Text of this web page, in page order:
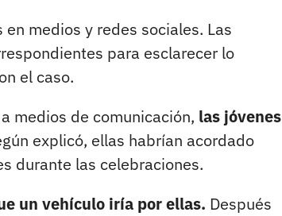
medios y redes sociales. Las
para esclarecer lo
el caso.
medios de comunicación, las jóvenes
explicó, ellas habrían acordado
durante las celebraciones.
un vehículo iría por ellas. Después